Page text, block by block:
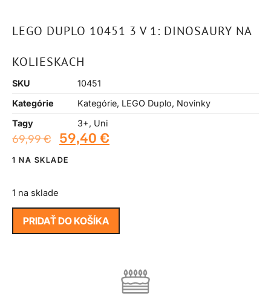
LEGO DUPLO 10451 3 V 1: DINOSAURY NA
KOLIESKACH
SKU
10451
Kategórie
Kategórie, LEGO Duplo, Novinky
Tagy
3+, Uni
69,99€ 59,40 €
1 NA SKLADE
1 na sklade
PRIDAŤ DO KOŠÍKA